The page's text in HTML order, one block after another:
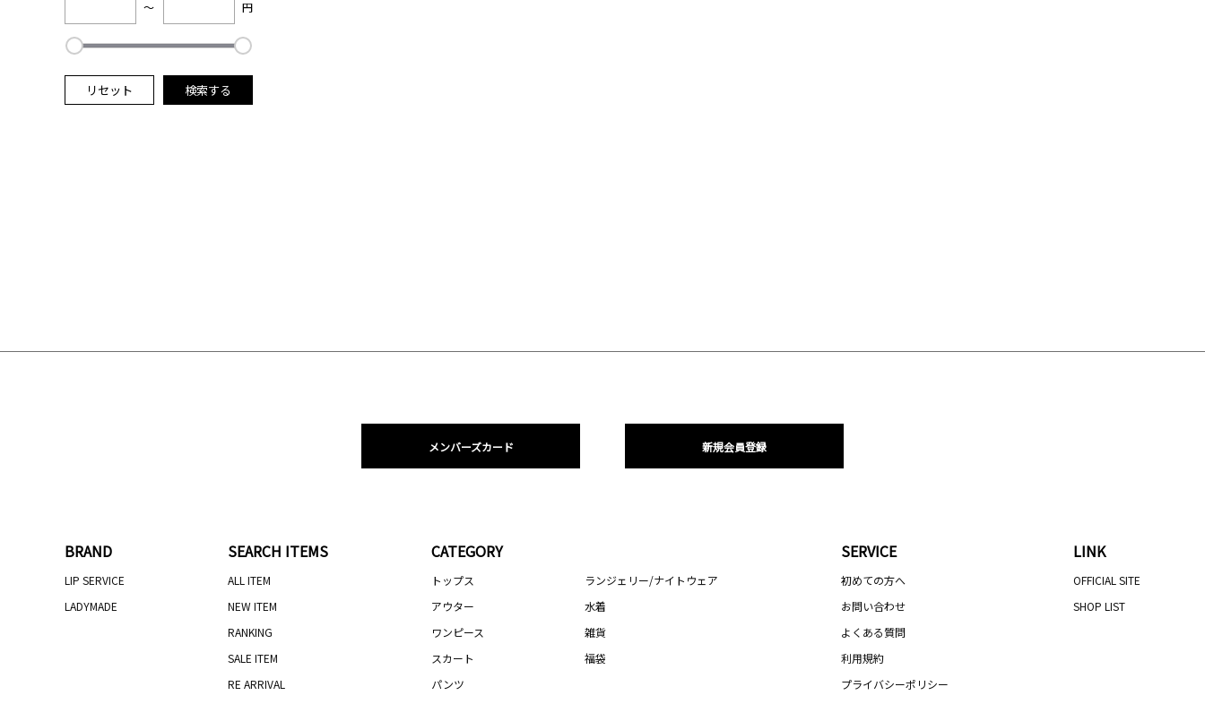
～ 円
リセット 検索する
メンバーズカード 新規会員登録
BRAND
LIP SERVICE
LADYMADE
SEARCH ITEMS
ALL ITEM
NEW ITEM
RANKING
SALE ITEM
RE ARRIVAL
CATEGORY
トップス
アウター
ワンピース
スカート
パンツ
ランジェリー/ナイトウェア
水着
雑貨
福袋
SERVICE
初めての方へ
お問い合わせ
よくある質問
利用規約
プライバシーポリシー
LINK
OFFICIAL SITE
SHOP LIST